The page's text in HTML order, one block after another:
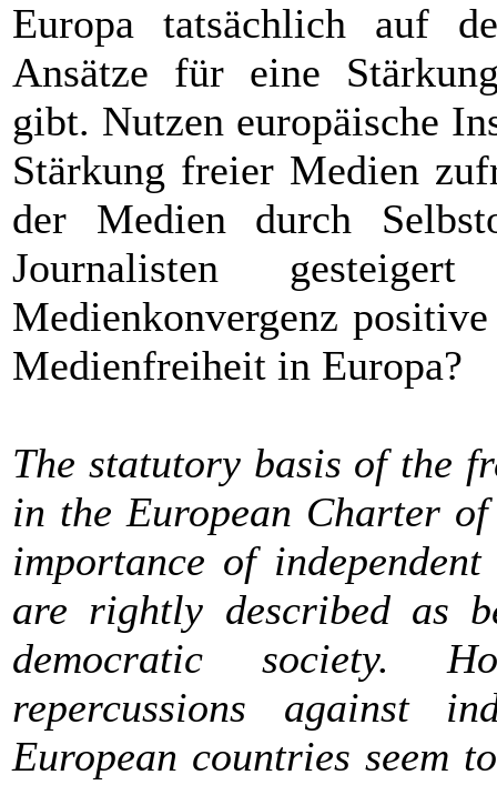
Europa tatsächlich auf
Ansätze für eine
gibt. Nutzen europäische
Stärkung freier Medien
der Medien durch
Journalisten
Medienkonvergenz
Medienfreiheit in Europa?
The statutory basis of the
in the European Charter
importance of
are rightly described as
democratic society.
repercussions against
European countries seem